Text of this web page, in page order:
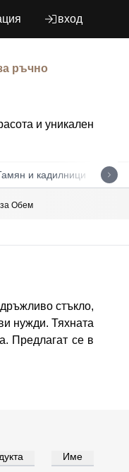
вход
ръчно
и уникален
и кадилници
Обем
стъкло,
нужди. Тяхната
Предлагат се в
Име
цени на едро